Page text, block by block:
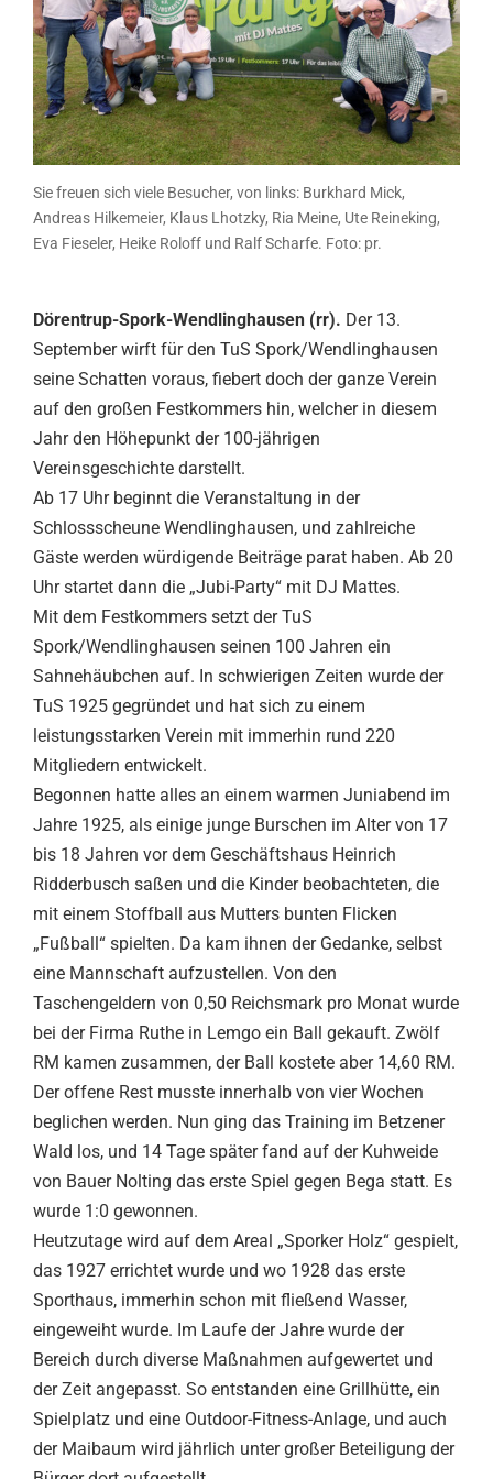
Sie freuen sich viele Besucher, von links: Burkhard Mick,
Andreas Hilkemeier, Klaus Lhotzky, Ria Meine, Ute Reineking,
Eva Fieseler, Heike Roloff und Ralf Scharfe. Foto: pr.
Dörentrup-Spork-Wendlinghausen (rr). Der 13.
September wirft für den TuS Spork/Wendlinghausen
seine Schatten voraus, fiebert doch der ganze Verein
auf den großen Festkommers hin, welcher in diesem
Jahr den Höhepunkt der 100-jährigen
Vereinsgeschichte darstellt.
Ab 17 Uhr beginnt die Veranstaltung in der
Schlossscheune Wendlinghausen, und zahlreiche
Gäste werden würdigende Beiträge parat haben. Ab 20
Uhr startet dann die „Jubi-Party“ mit DJ Mattes.
Mit dem Festkommers setzt der TuS
Spork/Wendlinghausen seinen 100 Jahren ein
Sahnehäubchen auf. In schwierigen Zeiten wurde der
TuS 1925 gegründet und hat sich zu einem
leistungsstarken Verein mit immerhin rund 220
Mitgliedern entwickelt.
Begonnen hatte alles an einem warmen Juniabend im
Jahre 1925, als einige junge Burschen im Alter von 17
bis 18 Jahren vor dem Geschäftshaus Heinrich
Ridderbusch saßen und die Kinder beobachteten, die
mit einem Stoffball aus Mutters bunten Flicken
„Fußball“ spielten. Da kam ihnen der Gedanke, selbst
eine Mannschaft aufzustellen. Von den
Taschengeldern von 0,50 Reichsmark pro Monat wurde
bei der Firma Ruthe in Lemgo ein Ball gekauft. Zwölf
RM kamen zusammen, der Ball kostete aber 14,60 RM.
Der offene Rest musste innerhalb von vier Wochen
beglichen werden. Nun ging das Training im Betzener
Wald los, und 14 Tage später fand auf der Kuhweide
von Bauer Nolting das erste Spiel gegen Bega statt. Es
wurde 1:0 gewonnen.
Heutzutage wird auf dem Areal „Sporker Holz“ gespielt,
das 1927 errichtet wurde und wo 1928 das erste
Sporthaus, immerhin schon mit fließend Wasser,
eingeweiht wurde. Im Laufe der Jahre wurde der
Bereich durch diverse Maßnahmen aufgewertet und
der Zeit angepasst. So entstanden eine Grillhütte, ein
Spielplatz und eine Outdoor-Fitness-Anlage, und auch
der Maibaum wird jährlich unter großer Beteiligung der